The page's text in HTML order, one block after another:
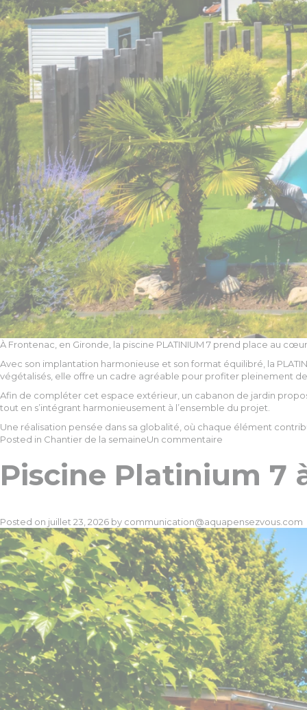
À Frontenac, en Gironde, la piscine PLATINIUM 7 prend place au
Avec son implantation harmonieuse et son format équilibré, la
végétalisés, elle offre un cadre agréable pour profiter pleinement
Afin de compléter cet espace extérieur, un cabanon de jardin
tout en s’intégrant harmonieusement à l’ensemble du projet.
Une réalisation pensée dans sa globalité, où chaque élément
Posted in Chantier de la semaineUn commentaire
à
Piscine Platinium 7
Posted on juillet 23, 2026 by communication@aquapensezvous.com